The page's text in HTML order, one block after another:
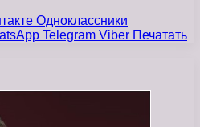
Одноклассники
Telegram Viber Печатать